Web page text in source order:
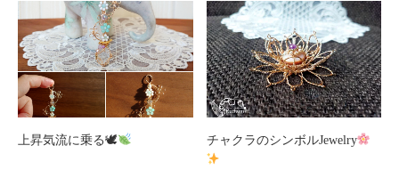
上昇気流に乗る🕊 チャクラのシンボルJewelry